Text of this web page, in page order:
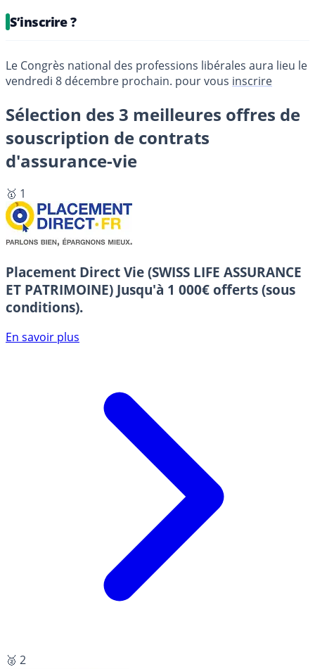
S’inscrire ?
Le Congrès national des professions libérales aura lieu le
vendredi 8 décembre prochain. pour vous inscrire
Sélection des 3 meilleures offres de
souscription de contrats
d'assurance-vie
🥇 1
Placement Direct Vie (SWISS LIFE ASSURANCE
ET PATRIMOINE) Jusqu'à 1 000€ offerts (sous
conditions).
En savoir plus
🥈 2